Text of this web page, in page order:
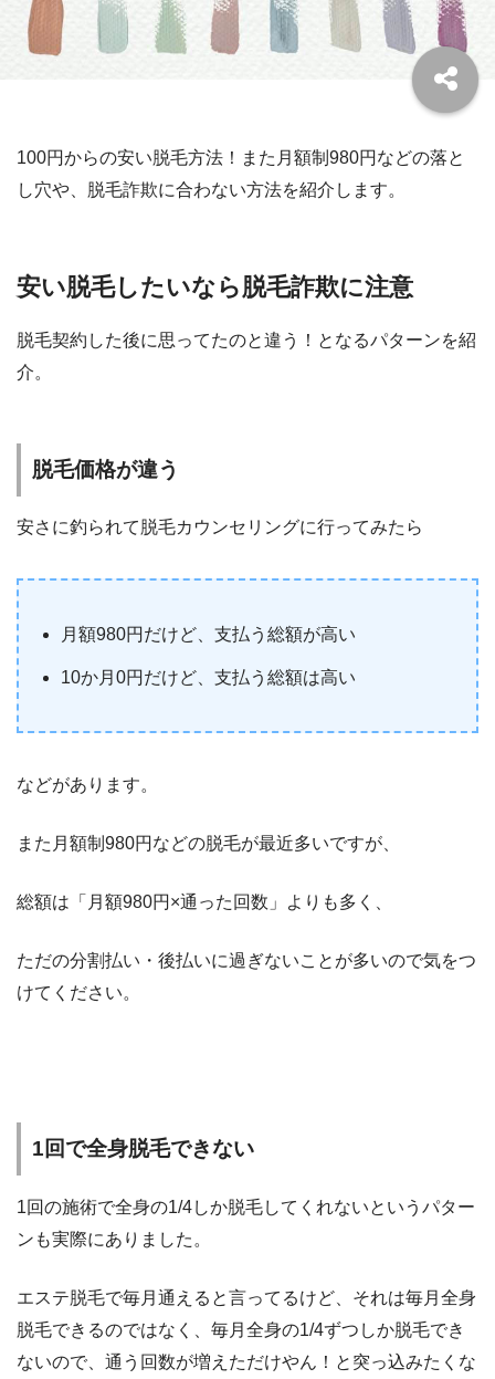
100円からの安い脱毛方法！また月額制980円などの落と
し穴や、脱毛詐欺に合わない方法を紹介します。
安い脱毛したいなら脱毛詐欺に注意
脱毛契約した後に思ってたのと違う！となるパターンを紹
介。
脱毛価格が違う
安さに釣られて脱毛カウンセリングに行ってみたら
月額980円だけど、支払う総額が高い
10か月0円だけど、支払う総額は高い
などがあります。
また月額制980円などの脱毛が最近多いですが、
総額は「月額980円×通った回数」よりも多く、
ただの分割払い・後払いに過ぎないことが多いので気をつ
けてください。
1回で全身脱毛できない
1回の施術で全身の1/4しか脱毛してくれないというパター
ンも実際にありました。
エステ脱毛で毎月通えると言ってるけど、それは毎月全身
脱毛できるのではなく、毎月全身の1/4ずつしか脱毛でき
ないので、通う回数が増えただけやん！と突っ込みたくな